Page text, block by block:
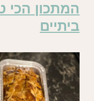
המתכון הכי
ביתיים